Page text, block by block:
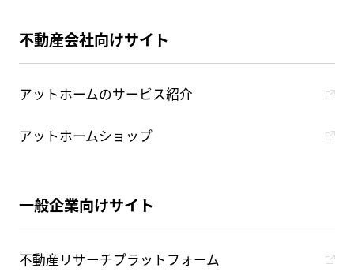
不動産会社向けサイト
アットホームのサービス紹介
アットホームショップ
一般企業向けサイト
不動産リサーチプラットフォーム